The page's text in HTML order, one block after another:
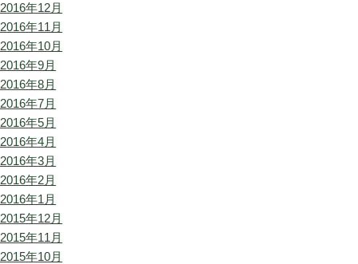
2016年12月
2016年11月
2016年10月
2016年9月
2016年8月
2016年7月
2016年5月
2016年4月
2016年3月
2016年2月
2016年1月
2015年12月
2015年11月
2015年10月